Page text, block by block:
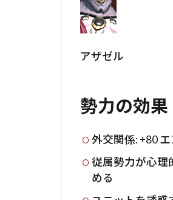
アザゼル
勢力の効果
外交関係: +80
従属勢力が心理
める